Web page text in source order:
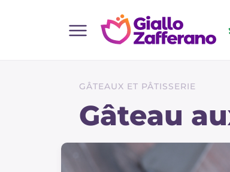
Toutes les recettes
Plats principaux
Boissons et rafraîchissements
GÂTEAUX ET PÂTISSERIE
Gâteau